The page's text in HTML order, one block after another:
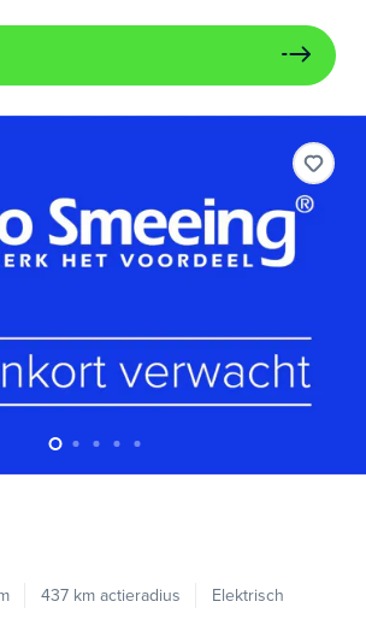
437 km actieradius
Elektrisch